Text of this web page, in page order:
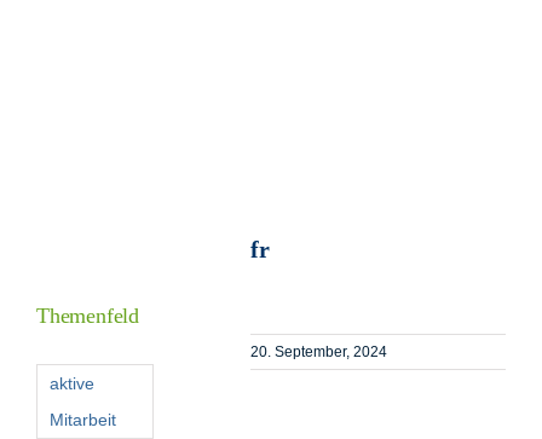
fr
20. September, 2024
Themenfeld
aktive
Mitarbeit